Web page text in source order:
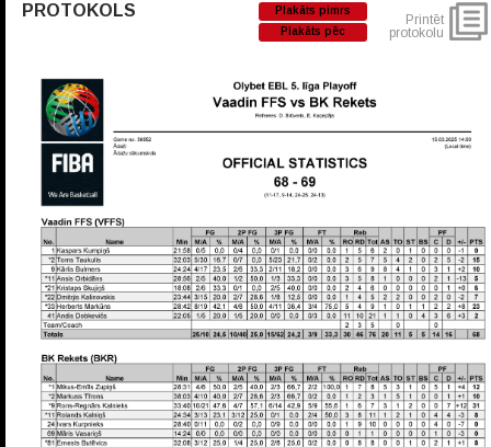
PROTOKOLS
Plakāts pimrs
Plakāts pēc
Printēt
protokolu